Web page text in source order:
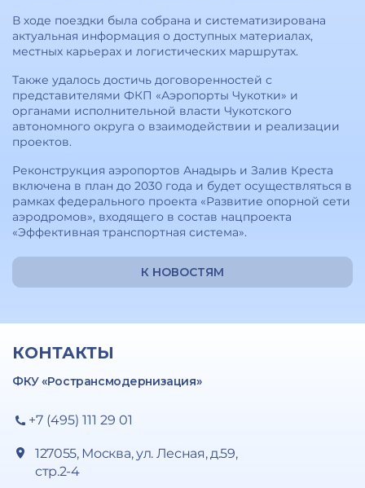
В ходе поездки была собрана и систематизирована
актуальная информация о доступных материалах,
местных карьерах и логистических маршрутах.
Также удалось достичь договоренностей с
представителями ФКП «Аэропорты Чукотки» и
органами исполнительной власти Чукотского
автономного округа о взаимодействии и реализации
проектов.
Реконструкция аэропортов Анадырь и Залив Креста
включена в план до 2030 года и будет осуществляться в
рамках федерального проекта «Развитие опорной сети
аэродромов», входящего в состав нацпроекта
«Эффективная транспортная система».
К НОВОСТЯМ
КОНТАКТЫ
ФКУ «Ространсмодернизация»
+7 (495) 111 29 01
127055, Москва, ул. Лесная, д.59,
стр.2-4